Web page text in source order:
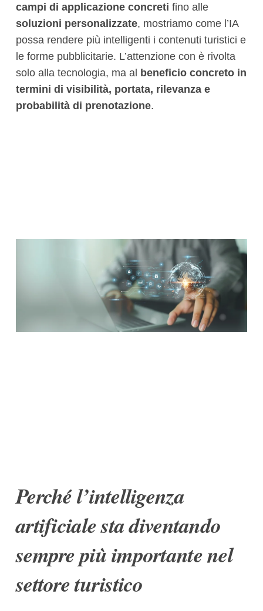
campi di applicazione concreti fino alle
soluzioni personalizzate, mostriamo come l’IA
possa rendere più intelligenti i contenuti turistici e
le forme pubblicitarie. L’attenzione con è rivolta
solo alla tecnologia, ma al beneficio concreto in
termini di visibilità, portata, rilevanza e
probabilità di prenotazione.
Perché l’intelligenza
artificiale sta diventando
sempre più importante nel
settore turistico